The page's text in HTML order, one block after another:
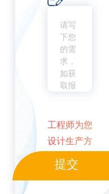
工程师为您
设计生产方
提交